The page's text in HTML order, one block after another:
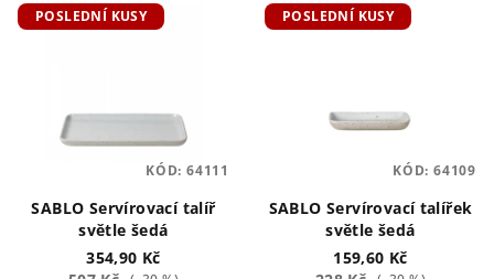
POSLEDNÍ KUSY
SABLO Servírovací talíř
světle šedá
354,90 Kč
KÓD: 64111
POSLEDNÍ KUSY
SABLO Servírovací talířek
světle šedá
159,60 Kč
KÓD: 64109